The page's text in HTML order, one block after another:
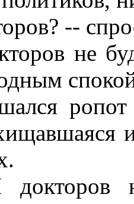
--
не
ропот
не